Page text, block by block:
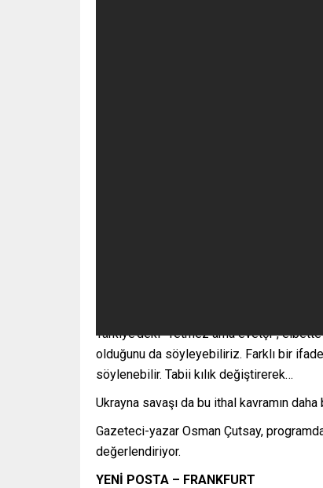
Türkiye’deki “Yetmez ama evetçi”, elbette
olduğunu da söyleyebiliriz. Farklı bir
söylenebilir. Tabii kılık değiştirerek…
Ukrayna savaşı da bu ithal kavramın
Gazeteci-yazar Osman Çutsay,
değerlendiriyor.
YENİ POSTA – FRANKFURT